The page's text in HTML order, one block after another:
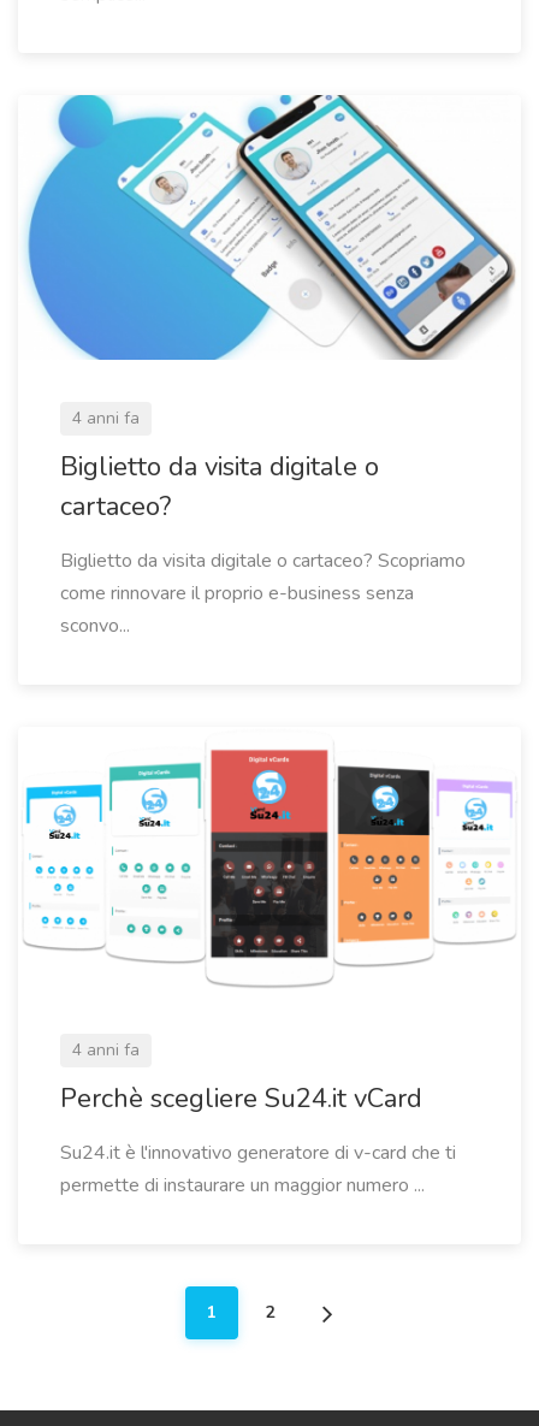
4 anni fa
Biglietto da visita digitale o
cartaceo?
Biglietto da visita digitale o cartaceo? Scopriamo
come rinnovare il proprio e-business senza
sconvo...
4 anni fa
Perchè scegliere Su24.it vCard
Su24.it è l'innovativo generatore di v-card che ti
permette di instaurare un maggior numero ...
1 2